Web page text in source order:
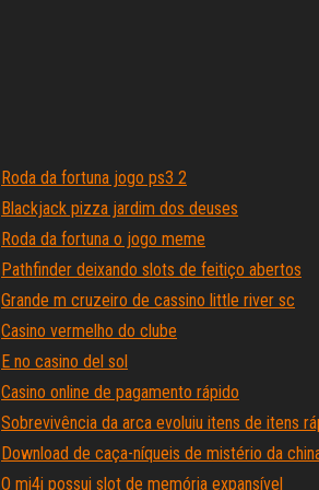
Roda da fortuna jogo ps3 2
Blackjack pizza jardim dos deuses
Roda da fortuna o jogo meme
Pathfinder deixando slots de feitiço abertos
Grande m cruzeiro de cassino little river sc
Casino vermelho do clube
E no casino del sol
Casino online de pagamento rápido
Sobrevivência da arca evoluiu itens de itens
Download de caça-níqueis de mistério da
O mi4i possui slot de memória expansível